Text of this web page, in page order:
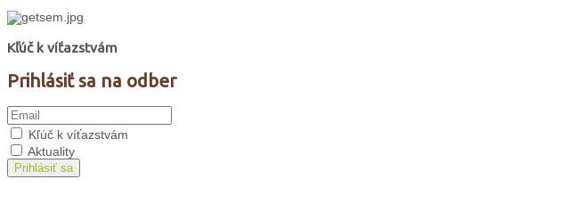
Kľúč k víťazstvám
Prihlásiť sa na odber
Kľúč k víťazstvám
Aktuality
Prihlásiť sa